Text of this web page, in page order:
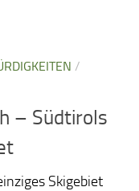
/
– Südtirols
Skigebiet